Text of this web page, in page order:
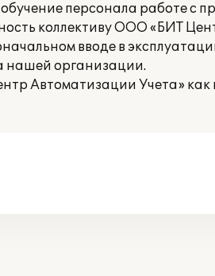
персонала работе с
коллективу ООО «БИТ
вводе в
нашей организации.
Автоматизации Учета»